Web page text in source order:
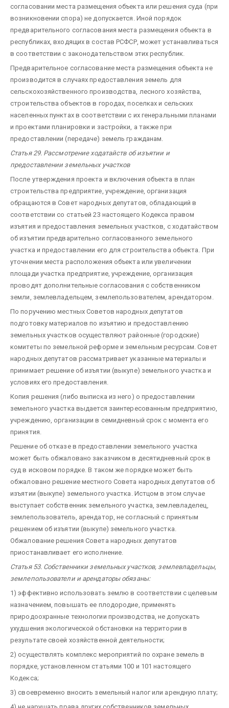
согласовании места размещения объекта или решения суда (при
возникновении спора) не допускается. Иной порядок
предварительного согласования места размещения объекта в
республиках, входящих в состав РСФСР, может устанавливаться
в соответствии с законодательством этих республик.
Предварительное согласование места размещения объекта не
производится в случаях предоставления земель для
сельскохозяйственного производства, лесного хозяйства,
строительства объектов в городах, поселках и сельских
населенных пунктах в соответствии с их генеральными планами
и проектами планировки и застройки, а также при
предоставлении (передаче) земель гражданам.
Статья 29. Рассмотрение ходатайств об изъятии и
предоставлении земельных участков
После утверждения проекта и включения объекта в план
строительства предприятие, учреждение, организация
обращаются в Совет народных депутатов, обладающий в
соответствии со статьей 23 настоящего Кодекса правом
изъятия и предоставления земельных участков, с ходатайством
об изъятии предварительно согласованного земельного
участка и предоставлении его для строительства объекта. При
уточнении места расположения объекта или увеличении
площади участка предприятие, учреждение, организация
проводят дополнительные согласования с собственником
земли, землевладельцем, землепользователем, арендатором.
По поручению местных Советов народных депутатов
подготовку материалов по изъятию и предоставлению
земельных участков осуществляют районные (городские)
комитеты по земельной реформе и земельным ресурсам. Совет
народных депутатов рассматривает указанные материалы и
принимает решение об изъятии (выкупе) земельного участка и
условиях его предоставления.
Копия решения (либо выписка из него) о предоставлении
земельного участка выдается заинтересованным предприятию,
учреждению, организации в семидневный срок с момента его
принятия.
Решение об отказе в предоставлении земельного участка
может быть обжаловано заказчиком в десятидневный срок в
суд в исковом порядке. В таком же порядке может быть
обжаловано решение местного Совета народных депутатов об
изъятии (выкупе) земельного участка. Истцом в этом случае
выступает собственник земельного участка, землевладелец,
землепользователь, арендатор, не согласный с принятым
решением об изъятии (выкупе) земельного участка.
Обжалование решения Совета народных депутатов
приостанавливает его исполнение.
Статья 53. Собственники земельных участков, землевладельцы,
землепользователи и арендаторы обязаны:
1) эффективно использовать землю в соответствии с целевым
назначением, повышать ее плодородие, применять
природоохранные технологии производства, не допускать
ухудшения экологической обстановки на территории в
результате своей хозяйственной деятельности;
2) осуществлять комплекс мероприятий по охране земель в
порядке, установленном статьями 100 и 101 настоящего
Кодекса;
3) своевременно вносить земельный налог или арендную плату;
4) не нарушать права других собственников земельных